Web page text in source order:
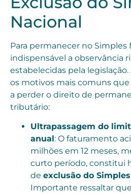
Nacional
Para permanecer no Simples
indispensável a observância
estabelecidas pela
os motivos mais comuns
a perder o direito de
tributário:
Ultrapassagem do
anual: O faturamento
milhões em 12 meses,
curto período, constitui
de exclusão do
Importante ressaltar